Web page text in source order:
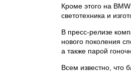
Кроме этого на
светотехника и
В пресс-релизе
нового поколения
а также парой
Всем известно, что